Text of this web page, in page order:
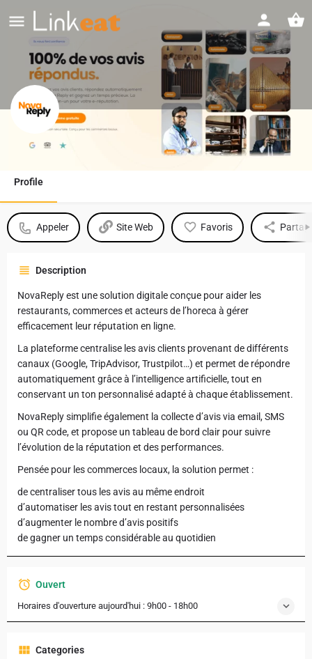
Nova Reply
Profile
Appeler Site Web Favoris
Description
NovaReply est une solution digitale conçue pour aider les
restaurants, commerces et acteurs de l’horeca à gérer
efficacement leur réputation en ligne.
La plateforme centralise les avis clients provenant de différents
canaux (Google, TripAdvisor, Trustpilot…) et permet de répondre
automatiquement grâce à l’intelligence artificielle, tout en
conservant un ton personnalisé adapté à chaque établissement.
NovaReply simplifie également la collecte d’avis via email, SMS
ou QR code, et propose un tableau de bord clair pour suivre
l’évolution de la réputation et des performances.
Pensée pour les commerces locaux, la solution permet :
de centraliser tous les avis au même endroit
d’automatiser les avis tout en restant personnalisées
d’augmenter le nombre d’avis positifs
de gagner un temps considérable au quotidien
Ouvert
Horaires d'ouverture aujourd'hui : 9h00 - 18h00
Categories